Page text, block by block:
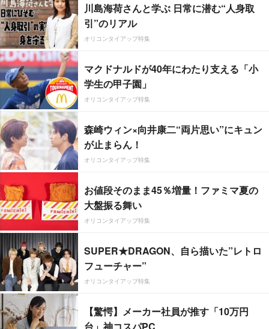
川島海荷さんと学ぶ 日常に潜む“人身取
引”のリアル
オリコンタイアップ特集
マクドナルドが40年にわたり支える「小
学生の甲子園」
オリコンタイアップ特集
森崎ウィン×向井康二“両片思い”にキュン
が止まらん！
オリコンタイアップ特集
お値段そのまま45％増量！ファミマ夏の
大盤振る舞い
オリコンタイアップ特集
SUPER★DRAGON、自ら描いた”レトロ
フューチャー”
オリコンタイアップ特集
【驚愕】メーカー社員が推す「10万円
台」神コスパPC